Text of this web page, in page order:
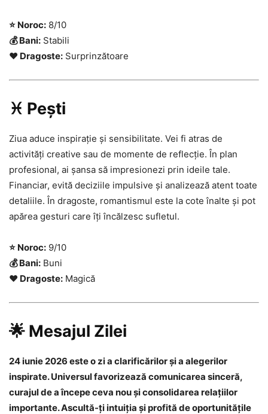
⭐ Noroc: 8/10
💰 Bani: Stabili
❤️ Dragoste: Surprinzătoare
♓ Pești
Ziua aduce inspirație și sensibilitate. Vei fi atras de
activități creative sau de momente de reflecție. În plan
profesional, ai șansa să impresionezi prin ideile tale.
Financiar, evită deciziile impulsive și analizează atent toate
detaliile. În dragoste, romantismul este la cote înalte și pot
apărea gesturi care îți încălzesc sufletul.
⭐ Noroc: 9/10
💰 Bani: Buni
❤️ Dragoste: Magică
🌟 Mesajul Zilei
24 iunie 2026 este o zi a clarificărilor și a alegerilor
inspirate. Universul favorizează comunicarea sinceră,
curajul de a începe ceva nou și consolidarea relațiilor
importante. Ascultă-ți intuiția și profită de oportunitățile